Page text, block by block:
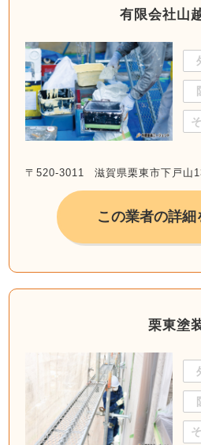
有限会社山
〒520-3011 滋賀県栗東市下戸山
この業者の詳細
栗東塗